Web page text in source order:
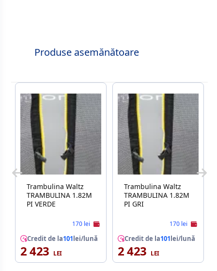
Produse asemănătoare
Trambulina Waltz
TRAMBULINA 1.82M
PI VERDE
170 lei
Credit de la101lei/lună
2 423
Trambulina Waltz
TRAMBULINA 1.82M
PI GRI
170 lei
Credit de la101lei/lună
2 423